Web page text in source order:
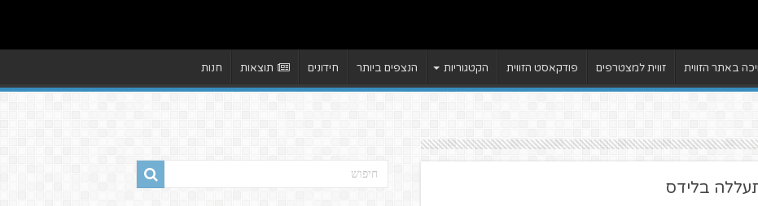
באתר הזווית זווית למצטרפים פודקאסט הזווית הקטגוריות הנצפים ביותר חידונים תוצאות חנות
בלידס